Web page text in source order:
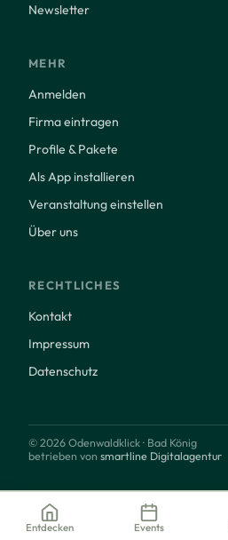
Newsletter
MEHR
Anmelden
Firma eintragen
Profile & Pakete
Als App installieren
Veranstaltung einstellen
Über uns
RECHTLICHES
Kontakt
Impressum
Datenschutz
© 2026 Odenwaldklick · Bad König
betrieben von smartline Digitalagentur
Entdecken Events